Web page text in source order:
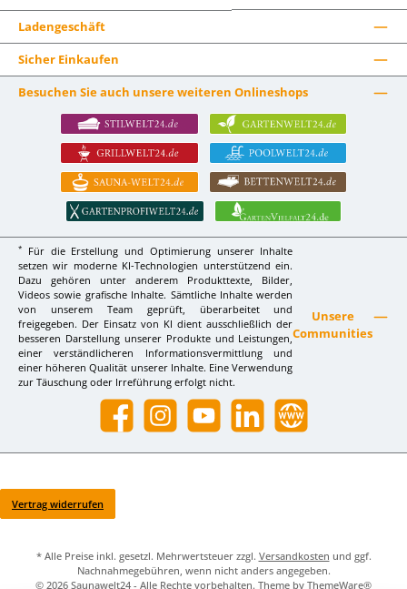
Ladengeschäft
Sicher Einkaufen
Besuchen Sie auch unsere weiteren Onlineshops
*
Für die Erstellung und Optimierung unserer Inhalte
setzen wir moderne KI-Technologien unterstützend ein.
Dazu gehören unter anderem Produkttexte, Bilder,
Videos sowie grafische Inhalte. Sämtliche Inhalte werden
von unserem Team geprüft, überarbeitet und
freigegeben. Der Einsatz von KI dient ausschließlich der
besseren Darstellung unserer Produkte und Leistungen,
einer verständlicheren Informationsvermittlung und
einer höheren Qualität unserer Inhalte. Eine Verwendung
zur Täuschung oder Irreführung erfolgt nicht.
Unsere
Communities
Facebook InstagramYouTube LinkedIn Website
Vertrag widerrufen
* Alle Preise inkl. gesetzl. Mehrwertsteuer zzgl. Versandkosten und ggf.
Nachnahmegebühren, wenn nicht anders angegeben.
© 2026 Saunawelt24 - Alle Rechte vorbehalten. Theme by ThemeWare®